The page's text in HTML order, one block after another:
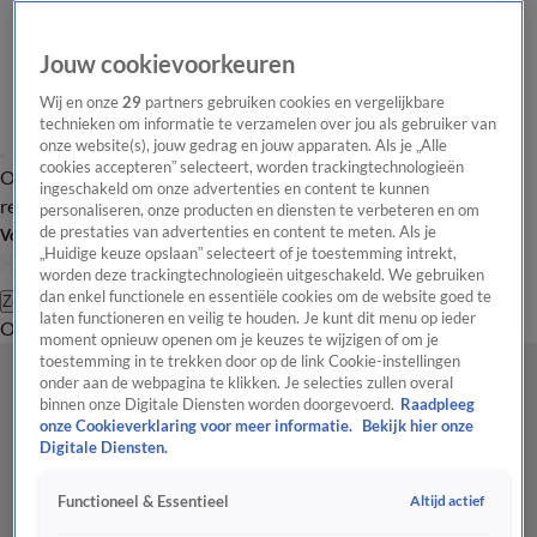
Overzicht Laatste nieuws Regionieuws Het beste van Hart
Tip de
redactie
Volg Hart van Nederland
Zoeken
OverzichtRegioUitzendingenWeerTip de redactiePanelVideo's
Jouw cookievoorkeuren
Wij en onze29 partners gebruiken cookies en vergelijkbare
technieken om informatie te verzamelen over jou als gebruiker van
onze website(s), jouw gedrag en jouw apparaten. Als je „Alle
cookies accepteren” selecteert, worden trackingtechnologieën
ingeschakeld om onze advertenties en content te kunnen
personaliseren, onze producten en diensten te verbeteren en om
de prestaties van advertenties en content te meten. Als je
„Huidige keuze opslaan” selecteert of je toestemming intrekt,
worden deze trackingtechnologieën uitgeschakeld. We gebruiken
dan enkel functionele en essentiële cookies om de website goed te
laten functioneren en veilig te houden. Je kunt dit menu op ieder
moment opnieuw openen om je keuzes te wijzigen of om je
toestemming in te trekken door op de link Cookie-instellingen
onder aan de webpagina te klikken. Je selecties zullen overal
binnen onze Digitale Diensten worden doorgevoerd. Raadpleeg
onze Cookieverklaring voor meer informatie.
Bekijk hier onze
Digitale Diensten.
Functioneel & Essentieel Altijd actief